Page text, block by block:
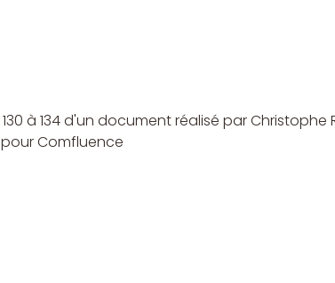
à 134 d'un document réalisé par Christophe
Comfluence